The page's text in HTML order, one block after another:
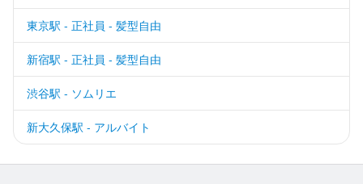
東京駅 - 正社員 - 髪型自由
新宿駅 - 正社員 - 髪型自由
渋谷駅 - ソムリエ
新大久保駅 - アルバイト